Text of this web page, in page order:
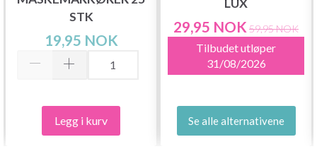
STK
19,95 NOK
Legg i kurv
LUX
29,95 NOK 59,95 NOK
Tilbudet utløper
31/08/2026
Se alle alternativene